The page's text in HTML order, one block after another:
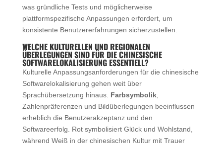
was gründliche Tests und möglicherweise
plattformspezifische Anpassungen erfordert, um
konsistente Benutzererfahrungen sicherzustellen.
WELCHE KULTURELLEN UND REGIONALEN
ÜBERLEGUNGEN SIND FÜR DIE CHINESISCHE
SOFTWARELOKALISIERUNG ESSENTIELL?
Kulturelle Anpassungsanforderungen für die chinesische
Softwarelokalisierung gehen weit über
Sprachübersetzung hinaus. Farbsymbolik,
Zahlenpräferenzen und Bildüberlegungen beeinflussen
erheblich die Benutzerakzeptanz und den
Softwareerfolg. Rot symbolisiert Glück und Wohlstand,
während Weiß in der chinesischen Kultur mit Trauer